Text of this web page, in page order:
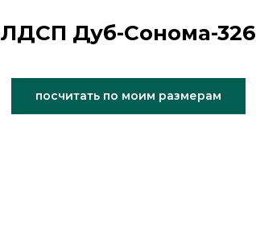
ЛДСП Дуб-Сонома-326
посчитать по моим размерам